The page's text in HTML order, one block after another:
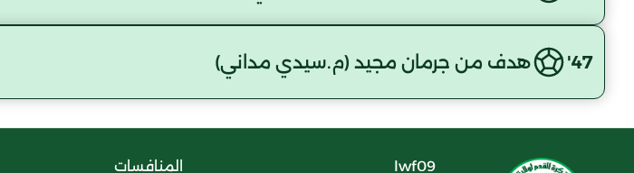
47' هدف من جرمان مجيد (م.سيدي مداني)
lwf09 المنافسات